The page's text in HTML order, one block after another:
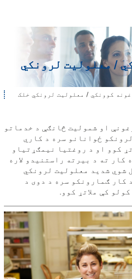
/ معلولیت لرونکي
کوونکي / معلولیت لرونکي خلک
او شمولیت څانګې د خدماتو
ځوانانو سره د کاري
کوو او د روغتیا نیمګړتیاو
کار ته د بیرته راستنیدو لاره
شوي شدید معلولیت لرونکي
کار ګمارونکو سره د دوی د
کې ملاتړ کوو.